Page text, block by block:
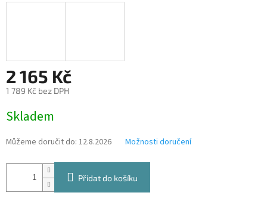
2 165 Kč
1 789 Kč bez DPH
cena:
Skladem
Můžeme doručit do: 12.8.2026 Možnosti doručení
Přidat do košíku